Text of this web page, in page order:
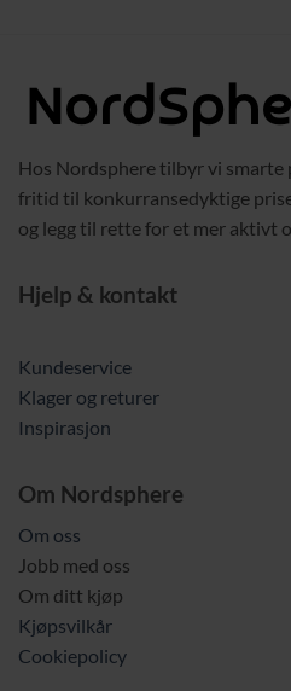
Hos Nordsphere tilbyr vi smarte
fritid til konkurransedyktige
og legg til rette for et mer aktivt
Hjelp & kontakt
Kundeservice
Klager og returer
Inspirasjon
Om Nordsphere
Om oss
Jobb med oss
Om ditt kjøp
Kjøpsvilkår
Cookiepolicy